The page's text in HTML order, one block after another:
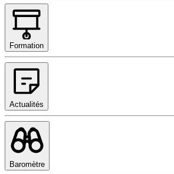
Formation
Actualités
Baromètre